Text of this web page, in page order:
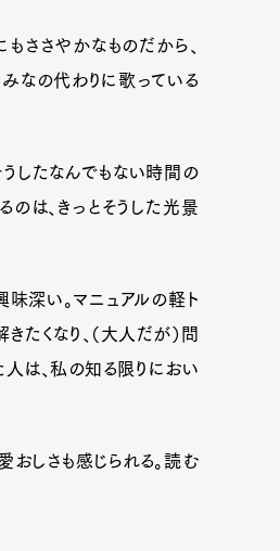
Product
Culture
ささやかなものだから、
みなの代わりに歌っている
したなんでもない時間の
のは、きっとそうした光景
深い。マニュアルの軽ト
たくなり、（大人だが）問
は、私の知る限りにおい
しさも感じられる。読む